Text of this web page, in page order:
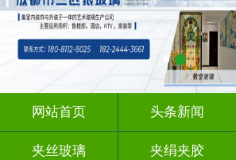
网站首页 头条新闻
夹丝玻璃 夹绢夹胶